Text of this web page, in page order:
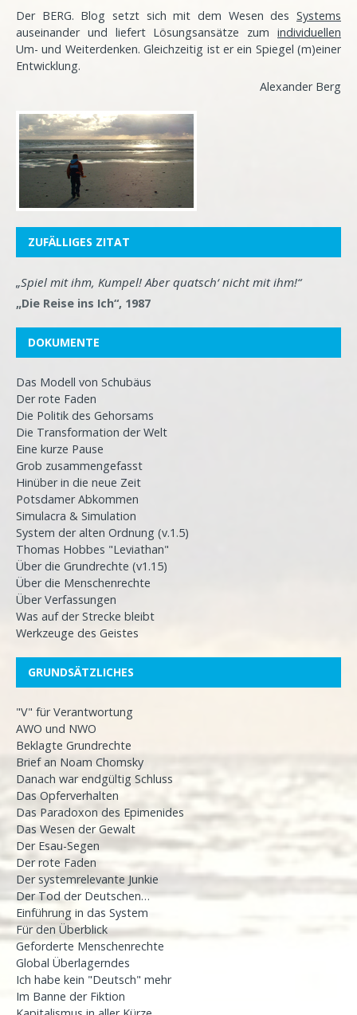
Der BERG. Blog setzt sich mit dem Wesen des Systems
auseinander und liefert Lösungsansätze zum individuellen
Um- und Weiterdenken. Gleichzeitig ist er ein Spiegel (m)einer
Entwicklung.
Alexander Berg
ZUFÄLLIGES ZITAT
„Spiel mit ihm, Kumpel! Aber quatsch‘ nicht mit ihm!“
„Die Reise ins Ich“, 1987
DOKUMENTE
Das Modell von Schubäus
Der rote Faden
Die Politik des Gehorsams
Die Transformation der Welt
Eine kurze Pause
Grob zusammengefasst
Hinüber in die neue Zeit
Potsdamer Abkommen
Simulacra & Simulation
System der alten Ordnung (v.1.5)
Thomas Hobbes "Leviathan"
Über die Grundrechte (v1.15)
Über die Menschenrechte
Über Verfassungen
Was auf der Strecke bleibt
Werkzeuge des Geistes
GRUNDSÄTZLICHES
"V" für Verantwortung
AWO und NWO
Beklagte Grundrechte
Brief an Noam Chomsky
Danach war endgültig Schluss
Das Opferverhalten
Das Paradoxon des Epimenides
Das Wesen der Gewalt
Der Esau-Segen
Der rote Faden
Der systemrelevante Junkie
Der Tod der Deutschen…
Einführung in das System
Für den Überblick
Geforderte Menschenrechte
Global Überlagerndes
Ich habe kein "Deutsch" mehr
Im Banne der Fiktion